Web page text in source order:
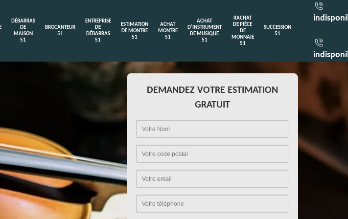
DÉBARRAS
DE
MAISON
51
BROCANTEUR
51
ENTREPRISE
DE
DÉBARRAS
51
ESTIMATION
DE MONTRE
51
ACHAT
MONTRE
51
ACHAT
D'INSTRUMENT
DE MUSIQUE
51
RACHAT
DE PIÈCE
DE
MONNAIE
51
SUCCESSION
51
DEMANDEZ VOTRE ESTIMATION
GRATUIT